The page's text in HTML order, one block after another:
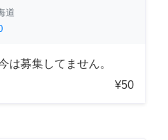
道
は募集してません。
¥50